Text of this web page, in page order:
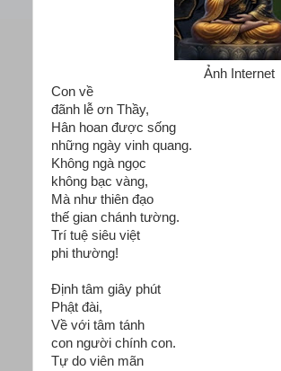
Ảnh Internet
Con về
đãnh lễ ơn Thầy,
Hân hoan được sống
những ngày vinh quang.
Không ngà ngọc
không bạc vàng,
Mà như thiên đạo
thế gian chánh tường.
Trí tuệ siêu việt
phi thường!
Định tâm giây phút
Phật đài,
Về với tâm tánh
con người chính con.
Tự do viên mãn